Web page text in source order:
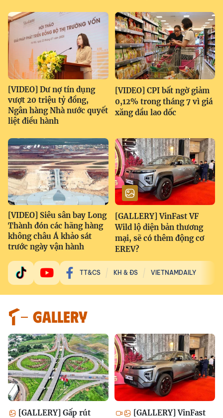
[VIDEO] Dư nợ tín dụng
vượt 20 triệu tỷ đồng,
Ngân hàng Nhà nước quyết
liệt điều hành
[VIDEO] CPI bất ngờ giảm
0,12% trong tháng 7 vì giá
xăng dầu lao dốc
[VIDEO] Siêu sân bay Long
Thành đón các hãng hàng
không châu Á khảo sát
trước ngày vận hành
[GALLERY] VinFast VF
Wild lộ diện bản thương
mại, sẽ có thêm động cơ
EREV?
TT&CS KH & ĐS VIETNAMDAILY
GALLERY
[GALLERY] Gấp rút
[GALLERY] VinFast